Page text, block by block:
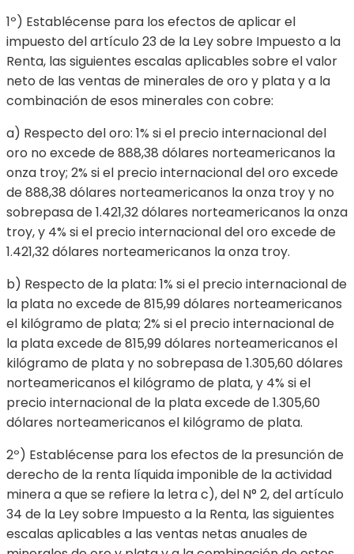
1º) Establécense para los efectos de aplicar el
impuesto del artículo 23 de la Ley sobre Impuesto a la
Renta, las siguientes escalas aplicables sobre el valor
neto de las ventas de minerales de oro y plata y a la
combinación de esos minerales con cobre:
a) Respecto del oro: 1% si el precio internacional del
oro no excede de 888,38 dólares norteamericanos la
onza troy; 2% si el precio internacional del oro excede
de 888,38 dólares norteamericanos la onza troy y no
sobrepasa de 1.421,32 dólares norteamericanos la onza
troy, y 4% si el precio internacional del oro excede de
1.421,32 dólares norteamericanos la onza troy.
b) Respecto de la plata: 1% si el precio internacional de
la plata no excede de 815,99 dólares norteamericanos
el kilógramo de plata; 2% si el precio internacional de
la plata excede de 815,99 dólares norteamericanos el
kilógramo de plata y no sobrepasa de 1.305,60 dólares
norteamericanos el kilógramo de plata, y 4% si el
precio internacional de la plata excede de 1.305,60
dólares norteamericanos el kilógramo de plata.
2º) Establécense para los efectos de la presunción de
derecho de la renta líquida imponible de la actividad
minera a que se refiere la letra c), del N° 2, del artículo
34 de la Ley sobre Impuesto a la Renta, las siguientes
escalas aplicables a las ventas netas anuales de